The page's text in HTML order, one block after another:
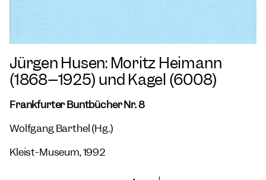
Jürgen Husen: Moritz Heimann
(1868–1925) und Kagel (6008)
Frankfurter Buntbücher Nr. 8
Wolfgang Barthel (Hg.)
Kleist-Museum, 1992